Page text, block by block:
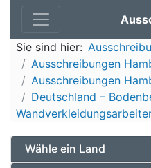
Sie sind hier:
Ausschreibungen
Ausschreibungen
Deutschland –
Wähle ein Land